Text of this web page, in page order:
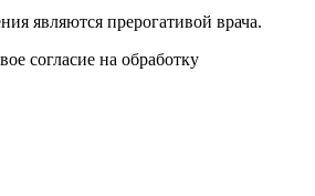
являются прерогативой врача.
согласие на обработку